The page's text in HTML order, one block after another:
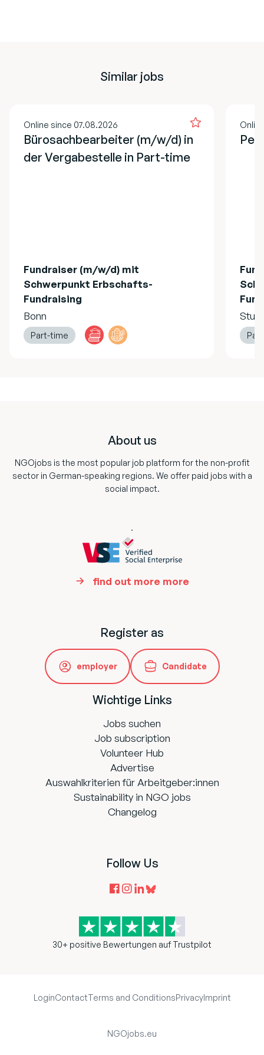
Similar jobs
Online since 07.08.2026
Bürosachbearbeiter (m/w/d) in
der Vergabestelle in Part-time
Fundraiser (m/w/d) mit
Schwerpunkt Erbschafts-
Fundraising
Bonn
Part-time
About us
NGOjobs is the most popular job platform for the non-profit
sector in German-speaking regions. We offer paid jobs with a
social impact.
.
find out more more
Register as
employer Candidate
Wichtige Links
Jobs suchen
Job subscription
Volunteer Hub
Advertise
Auswahlkriterien für Arbeitgeber:innen
Sustainability in NGO jobs
Changelog
Follow Us
30+ positive Bewertungen auf Trustpilot
LoginContactTerms and ConditionsPrivacyImprint
NGOjobs.eu